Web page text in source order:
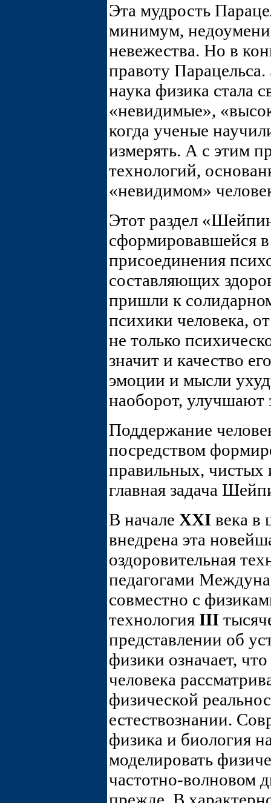
Эта мудрость
минимум,
невежества. Но в
правоту
наука физика стала
«невидимые»,
когда ученые
измерять. А с этим
технологий,
«невидимом»
Этот раздел
сформировавшейся
присоединения
составляющих
пришли к
психики человека,
не только
значит и качество
эмоции и мысли
наоборот, улучшают
Поддержание
посредством
правильных, чистых
главная задача
В начале XXI века в
внедрена эта
оздоровительная
педагогами
совместно с
технология III
представлении об
физики означает,
человека
физической
естествознании.
физика и биология
моделировать
частотно-волновом